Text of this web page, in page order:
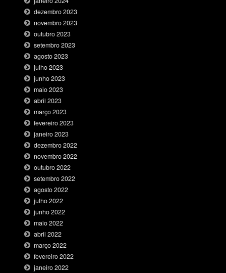
dezembro 2023
novembro 2023
outubro 2023
setembro 2023
agosto 2023
julho 2023
junho 2023
maio 2023
abril 2023
março 2023
fevereiro 2023
janeiro 2023
dezembro 2022
novembro 2022
outubro 2022
setembro 2022
agosto 2022
julho 2022
junho 2022
maio 2022
abril 2022
março 2022
fevereiro 2022
janeiro 2022